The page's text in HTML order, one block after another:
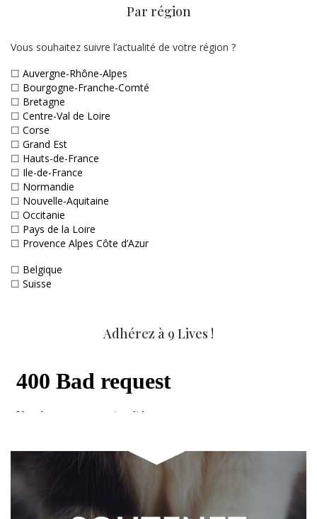
Par région
Vous souhaitez suivre l’actualité de votre région ?
☐ Auvergne-Rhône-Alpes
☐ Bourgogne-Franche-Comté
☐ Bretagne
☐ Centre-Val de Loire
☐ Corse
☐ Grand Est
☐ Hauts-de-France
☐ Ile-de-France
☐ Normandie
☐ Nouvelle-Aquitaine
☐ Occitanie
☐ Pays de la Loire
☐ Provence Alpes Côte d’Azur
☐ Belgique
☐ Suisse
Adhérez à 9 Lives !